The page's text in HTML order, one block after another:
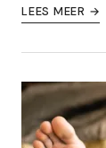
LEES MEER →